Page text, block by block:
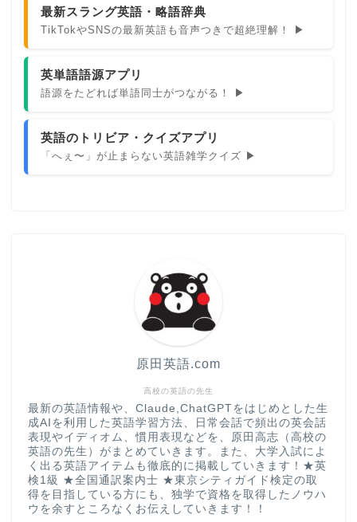
最新スラング英語・略語辞典
TikTokやSNSの最新英語も音声つきで超絶理解！ ▶
英単語語源アプリ
語源をたどれば単語同士がつながる！ ▶
英語のトリビア・クイズアプリ
「へぇ〜」が止まらない英語雑学クイズ ▶
高校の英語の先生
原田英語.com
最新の英語情報や、Claude,ChatGPTをはじめとした生
成AIを利用した英語学習方法、日常会話で頻出の英会話
表現やイディオム、慣用表現などを、原田高志（高校の
英語の先生）がまとめていきます。また、大学入試によ
く出る英語アイテムも徹底的に掲載していきます！★英
検1級 ★全国通訳案内士 ★東京シティガイド検定の取
得を目指している方にも、独学で資格を取得したノウハ
ウを余すところなくお伝えしていきます！！